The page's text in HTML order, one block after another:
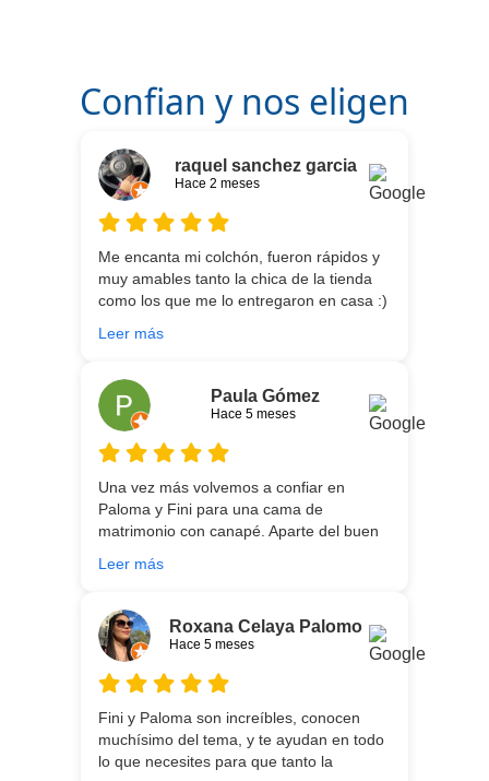
Confian y nos eligen
raquel sanchez garcia
Hace 2 meses
Me encanta mi colchón, fueron rápidos y
muy amables tanto la chica de la tienda
como los que me lo entregaron en casa :)
meses después:) son todos un encanto y
canapé, una entrega rapidísima y fácil
comunicación con los repartidores que lo
traen y montan :) encantada
Leer más
Paula Gómez
Hace 5 meses
Una vez más volvemos a confiar en
Paloma y Fini para una cama de
matrimonio con canapé. Aparte del buen
personalizando totalmente las
agradables y tan cercanas que la
experiencia es fantástica. Puntualizar
también que los chicos que nos trajeron y
montaron todo lo hicieron perfectamente,
perfectamente y a nuestro gusto, además
muy rápidos. Volveremos a contar con
ellos para futuras compras. Muchas
Leer más
Roxana Celaya Palomo
Hace 5 meses
Fini y Paloma son increíbles, conocen
muchísimo del tema, y te ayudan en todo
lo que necesites para que tanto la